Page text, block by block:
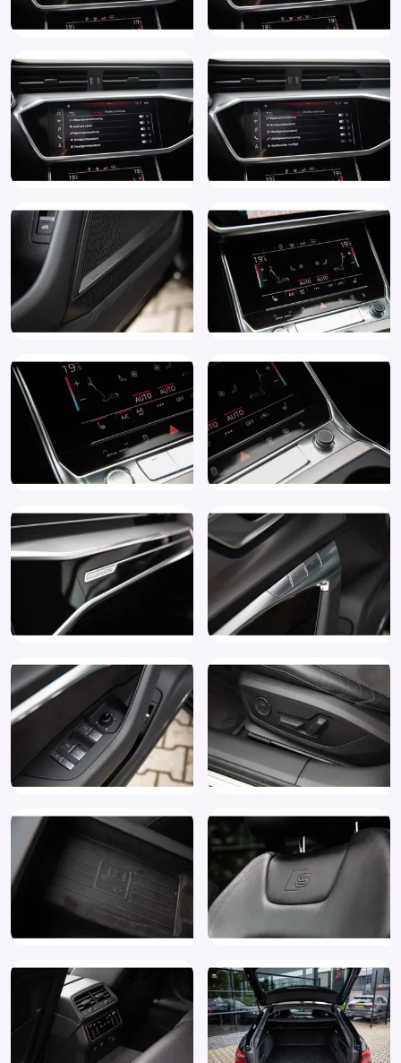
Rijstrooksensor
Ruitensproeiers/wisserbladen verwarmbaar
Schakelpaddles
Sfeerverlichting
Smartphone integratie
Sportstoelen
Sportstuur
Start/stop systeem
Stuur leder
Stuur multifunctioneel
Stuurwiel verwarmd
Trekhaak, elektrisch wegklapbaar (1D4)
Trekhaak uitklapbaar
Uitparkeer waarschuwing
Verkeersbord detectie
Verkeersbordherkenning (QR9)
Virtual Cockpit
Volledig digitaal instrumentenpaneel
Voorstoelen in hoogte verstelbaar
Warmtewerend glas
Getint glas
Bang & Olufsen
3D camera
Bang & Olufsen Premium soundsystem (9VS)
Trekhaak wegklapbaar